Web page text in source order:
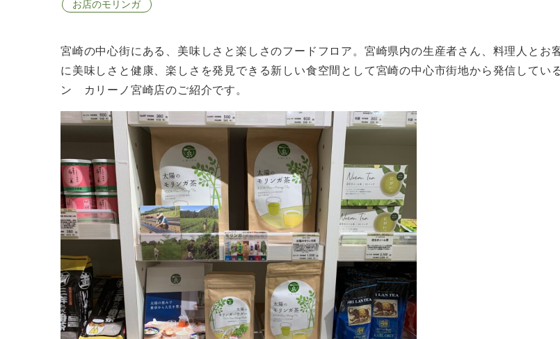
お店のモリンガ
宮崎の中心街にある、美味しさと楽しさのフードフロア。宮崎県内の生産者さん、料理人とお
に美味しさと健康、楽しさを発見できる新しい食空間として宮崎の中心市街地から発信してい
ン カリーノ宮崎店のご紹介です。